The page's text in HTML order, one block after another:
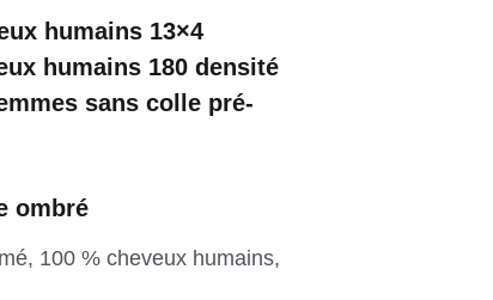
humains 13×4
humains 180 densité
sans colle pré-
ombré
100 % cheveux humains,